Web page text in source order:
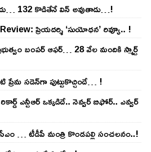
132 కొడితేనే విన్ అవుతాడు…!
ప్రియదర్శి ‘సుయోధన’ రివ్యూ.. !
బంప‌ర్ ఆఫ‌ర్‌… 28 వేల మందికి స్మార్ట్
ప్రేమ స‌డెన్‌గా పుట్టుకొచ్చిందే… !
ఎన్టీఆర్ ఒక్క‌డిదే.. నెవ్వ‌ర్ బిఫోర్‌.. ఎవ్వ‌ర్
… టీడీపీ మంత్రి కొండ‌ప‌ల్లి సంచ‌ల‌నం..!